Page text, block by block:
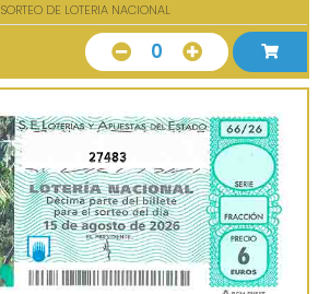
SORTEO DE LOTERIA NACIONAL
0
27483